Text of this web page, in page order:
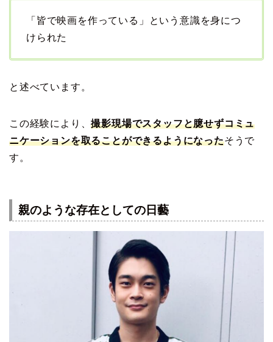
「皆で映画を作っている」という意識を身につ
けられた
と述べています。
この経験により、撮影現場でスタッフと臆せずコミュ
ニケーションを取ることができるようになったそうで
す。
親のような存在としての日藝